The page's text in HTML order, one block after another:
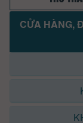
CỬA HÀNG,